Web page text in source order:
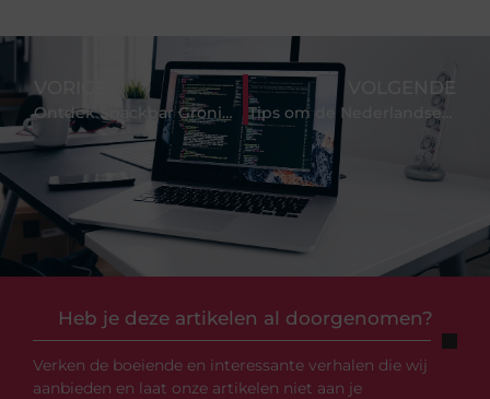
Heb je deze artikelen al doorgenomen?
Verken de boeiende en interessante verhalen die wij
aanbieden en laat onze artikelen niet aan je
Ontdek Snackbar Groningen – De Culinaire Hotspot voor Studenten en Lokale Foodies
VOLGENDE
Tips om de Nederlandse taal te leren